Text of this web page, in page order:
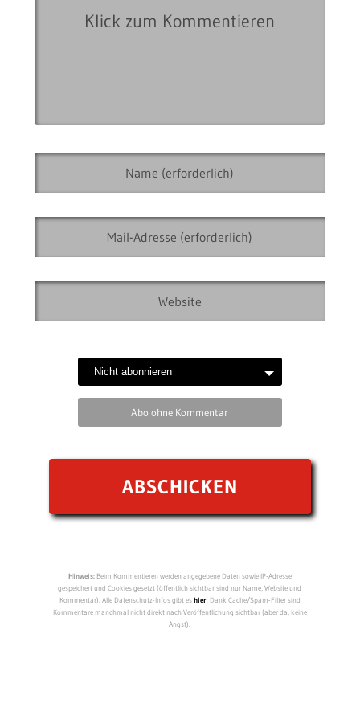
Abo ohne Kommentar
Hinweis:Beim Kommentieren werden angegebene Daten sowie IP-Adresse
gespeichert und Cookies gesetzt (öffentlich sichtbar sind nur Name, Website und
Kommentar). Alle Datenschutz-Infos gibt eshier. Dank Cache/Spam-Filter sind
Kommentare manchmal nicht direkt nach Veröffentlichung sichtbar (aber da, keine
Angst).